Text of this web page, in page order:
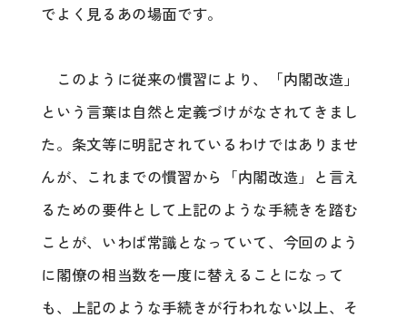
でよく見るあの場面です。
このように従来の慣習により、「内閣改造」
という言葉は自然と定義づけがなされてきまし
た。条文等に明記されているわけではありませ
んが、これまでの慣習から「内閣改造」と言え
るための要件として上記のような手続きを踏む
ことが、いわば常識となっていて、今回のよう
に閣僚の相当数を一度に替えることになって
も、上記のような手続きが行われない以上、そ